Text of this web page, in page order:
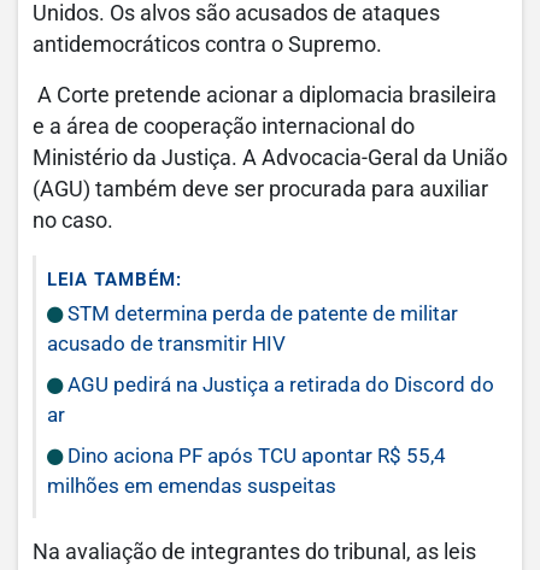
Unidos. Os alvos são acusados de ataques
antidemocráticos contra o Supremo.
A Corte pretende acionar a diplomacia brasileira
e a área de cooperação internacional do
Ministério da Justiça. A Advocacia-Geral da União
(AGU) também deve ser procurada para auxiliar
no caso.
LEIA TAMBÉM:
STM determina perda de patente de militar
acusado de transmitir HIV
AGU pedirá na Justiça a retirada do Discord do
ar
Dino aciona PF após TCU apontar R$ 55,4
milhões em emendas suspeitas
Na avaliação de integrantes do tribunal, as leis